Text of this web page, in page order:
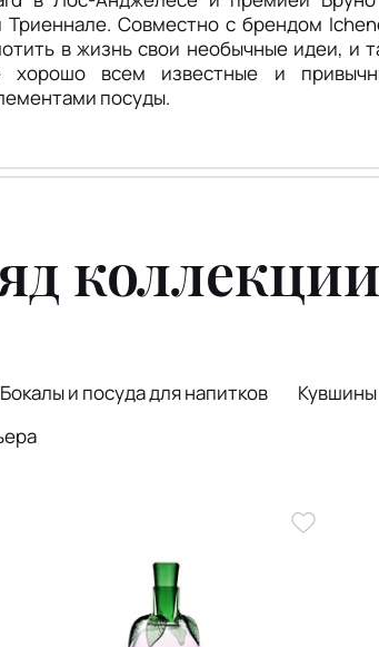
Совместно с брендом
в жизнь свои необычные идеи, и
хорошо всем известные и
посуды.
коллекции
Бокалы и посуда для напитков Кувшины